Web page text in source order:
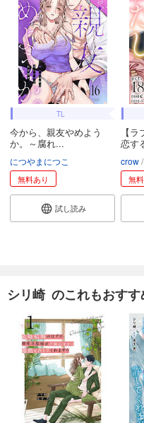
TL
今から、親友やめよう
か。～腐れ...
につやまにつこ
無料あり
試し読み
【
恋す
crow
無
シリ崎 のこれもおすす